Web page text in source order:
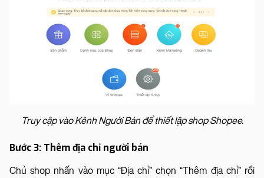
Truy cập vào Kênh Người Bán để thiết lập shop Shopee.
Bước 3: Thêm địa chỉ người bán
Chủ shop nhấn vào mục “Địa chỉ” chọn “Thêm địa chỉ” rồi